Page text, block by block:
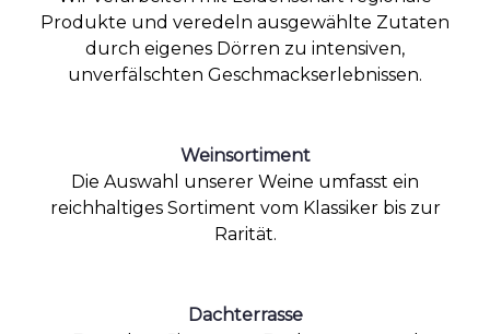
Produkte und veredeln ausgewählte Zutaten
durch eigenes Dörren zu intensiven,
unverfälschten Geschmackserlebnissen.
Weinsortiment
Die Auswahl unserer Weine umfasst ein
reichhaltiges Sortiment vom Klassiker bis zur
Rarität.
Dachterrasse